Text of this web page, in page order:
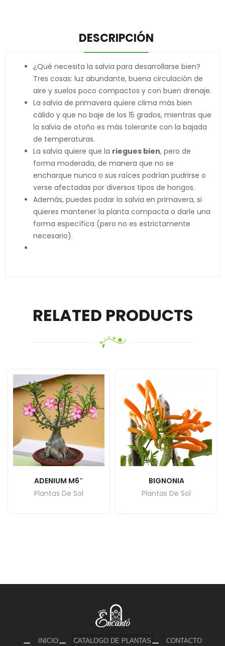
DESCRIPCIÓN
¿Qué necesita la salvia para desarrollarse bien?
Tres cosas: luz abundante, buena circulación de
aire y suelos poco compactos y con buen drenaje.
La salvia de primavera quiere clima más bien
cálido y que no baje de los 15 grados, mientras que
la salvia de otoño es más tolerante con la bajada
de temperaturas.
La salvia quiere que la riegues bien, pero de
forma moderada, de manera que no se
encharque nunca o sus raíces podrían pudrirse o
verse afectadas por diversos tipos de hongos.
Además, puedes podar la salvia en primavera, si
quieres mantener la planta compacta o darle una
forma específica (pero no es estrictamente
necesario).
RELATED PRODUCTS
ADENIUM M6″
Plantas De Sol
BIGNONIA
Plantas De Sol
INICIO CATALOGO DE PLANTAS CONTACTO